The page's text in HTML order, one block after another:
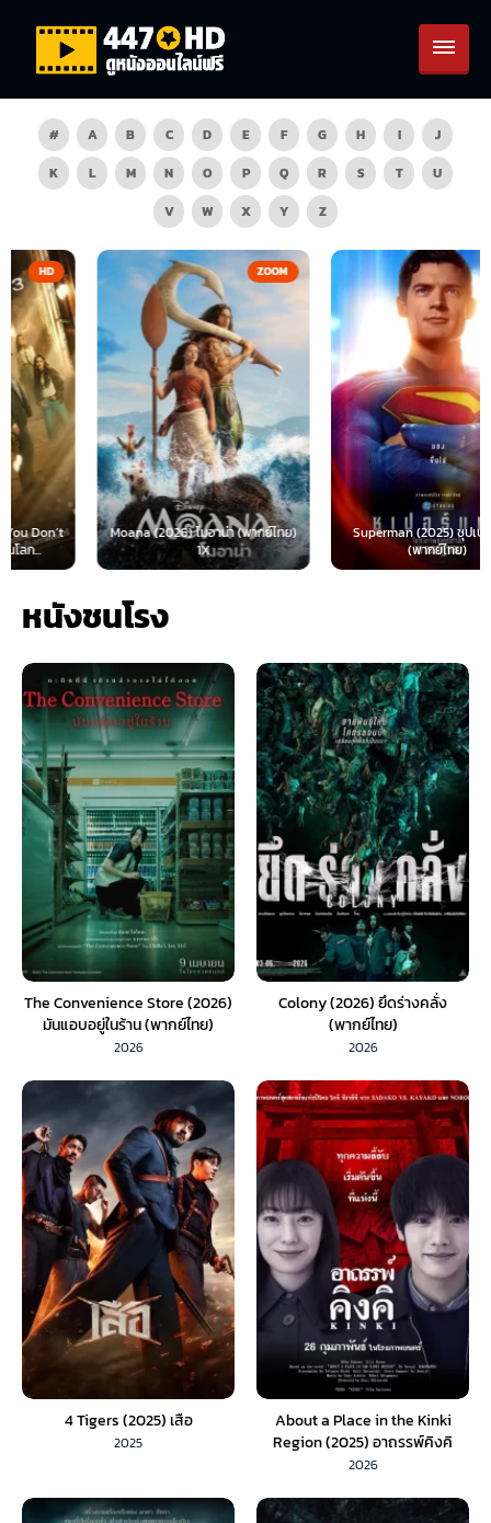
# A B C D E F G H I
J
K
L M N O P Q R S T
U
V
W X Y Z
ZOOM
Moana (2026) โมอาน่า (พากย์ไทย)
1X
HD
Superman (2025) ซุปเปอร์แมน
(พากย์ไทย)
หนังชนโรง
The Convenience Store (2026)
มันแอบอยู่ในร้าน (พากย์ไทย)
2026
Colony (2026) ยึดร่างคลั่ง
(พากย์ไทย)
2026
4 Tigers (2025) เสือ
2025
About a Place in the Kinki
Region (2025) อาถรรพ์คิงคิ
(พากย์ไทย)
2026